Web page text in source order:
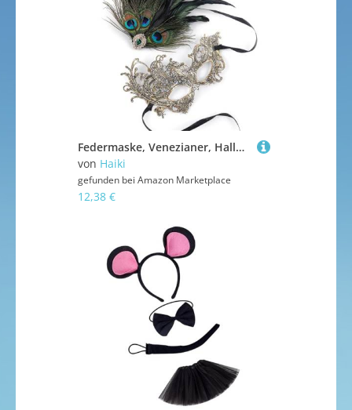
Federmaske, Venezianer, Halloween, Karneval, Party, Tanz, Abschlussball, Maske, halbes Gesicht, Augenmaske, Halloween, Cosplay-Kostüme
von Haiki
gefunden bei Amazon Marketplace
12,38 €